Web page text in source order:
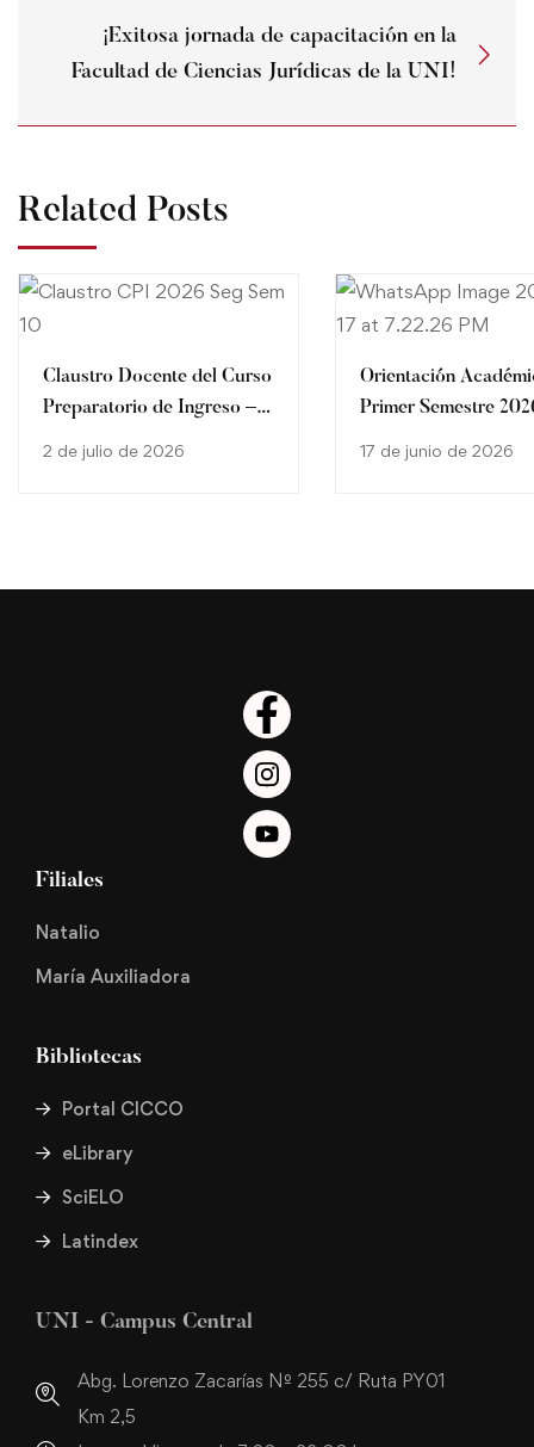
¡Exitosa jornada de capacitación en la
Facultad de Ciencias Jurídicas de la UNI!
Related Posts
Claustro Docente del Curso
Preparatorio de Ingreso –
2 de julio de 2026
Orientación
Primer Semestre
17 de junio de 2026
Filiales
Natalio
María Auxiliadora
Bibliotecas
Portal CICCO
eLibrary
SciELO
Latindex
UNI - Campus Central
Abg. Lorenzo Zacarías Nº 255 c/ Ruta PY01
Km 2,5